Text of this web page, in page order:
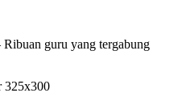
guru yang tergabung